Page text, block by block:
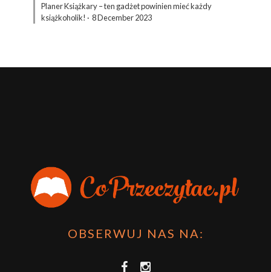
Planer Książkary – ten gadżet powinien mieć każdy
książkoholik! · 8 December 2023
OBSERWUJ NAS NA: